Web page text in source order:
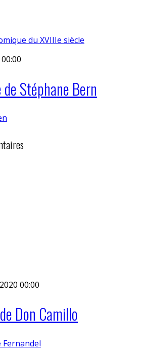
du XVIIIe siècle
Stéphane Bern
00:00
Don Camillo